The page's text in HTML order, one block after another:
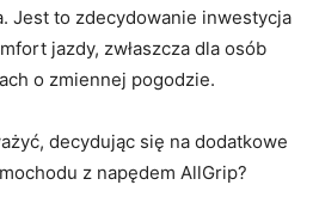
Jest to zdecydowanie inwestycja
jazdy, zwłaszcza dla osób
o zmiennej pogodzie.
decydując się na dodatkowe
​z napędem AllGrip?